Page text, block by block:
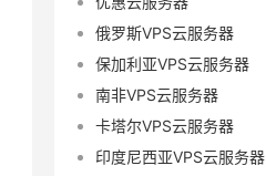
俄罗斯VPS云服务器
保加利亚VPS云服务器
南非VPS云服务器
卡塔尔VPS云服务器
印度尼西亚VPS云服务器